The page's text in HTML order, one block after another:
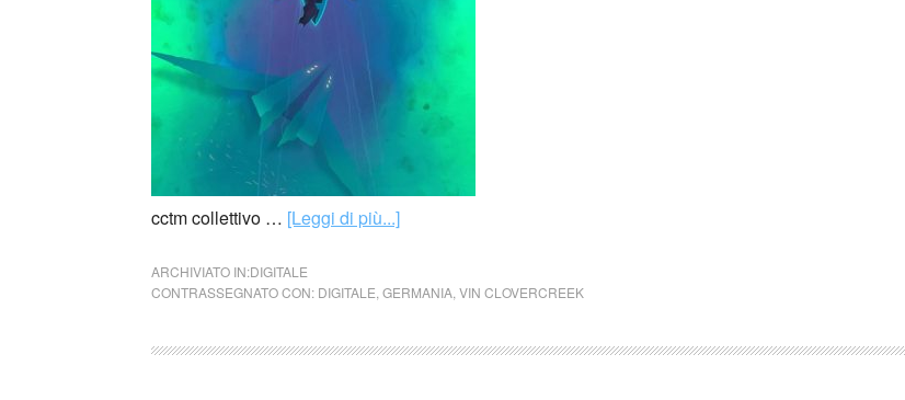
cctm collettivo … [Leggi di più...]
ARCHIVIATO IN:DIGITALE
CONTRASSEGNATO CON: DIGITALE GERMANIA VIN CLOVERCREEK